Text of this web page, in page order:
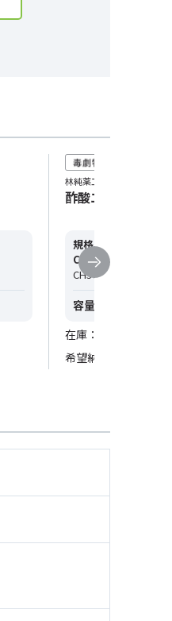
林純薬工業
酢酸エチル 一級
規格・用途
CAS RN
CH3COOC2H5
容量：
在庫：0
希望納入価格(税抜)